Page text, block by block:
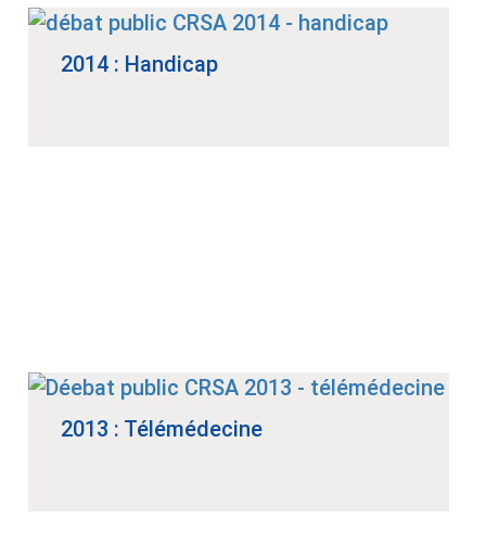
2014 : Handicap
2013 : Télémédecine